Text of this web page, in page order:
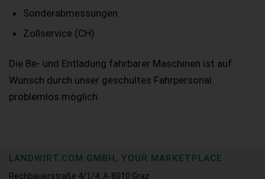
Sonderabmessungen
Zollservice (CH)
Die Be- und Entladung fahrbarer Maschinen ist auf
Wunsch durch unser geschultes Fahrpersonal
problemlos möglich.
LANDWIRT.COM GMBH, YOUR MARKETPLACE
Rechbauerstraße 4/1/4, A-8010 Graz